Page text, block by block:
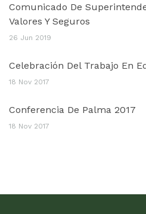
Comunicado De
Valores Y Seguros
26 Jun 2019
Celebración Del Trabajo En
18 Nov 2017
Conferencia De Palma 2017
18 Nov 2017